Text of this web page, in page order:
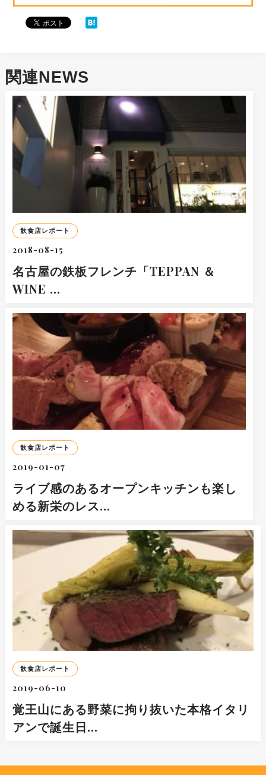
関連NEWS
飲食店レポート
2018-08-15
名古屋の鉄板フレンチ「TEPPAN ＆
WINE …
飲食店レポート
2019-01-07
ライブ感のあるオープンキッチンも楽し
める新栄のレス…
飲食店レポート
2019-06-10
覚王山にある野菜に拘り抜いた本格イタリ
アンで誕生日…